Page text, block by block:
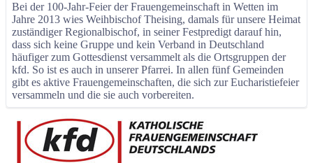
Bei der 100-Jahr-Feier der Frauengemeinschaft in Wetten im
Jahre 2013 wies Weihbischof Theising, damals für unsere Heimat
zuständiger Regionalbischof, in seiner Festpredigt darauf hin,
dass sich keine Gruppe und kein Verband in Deutschland
häufiger zum Gottesdienst versammelt als die Ortsgruppen der
kfd. So ist es auch in unserer Pfarrei. In allen fünf Gemeinden
gibt es aktive Frauengemeinschaften, die sich zur Eucharistiefeier
versammeln und die sie auch vorbereiten.